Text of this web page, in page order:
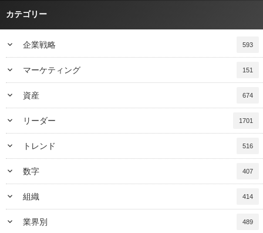
カテゴリー
keyboard_arrow_down 企業戦略 593
keyboard_arrow_down マーケティング 151
keyboard_arrow_down 資産 674
keyboard_arrow_down リーダー 1701
keyboard_arrow_down トレンド 516
keyboard_arrow_down 数字 407
keyboard_arrow_down 組織 414
keyboard_arrow_down 業界別 489